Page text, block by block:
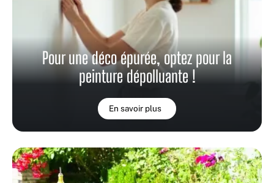
Pour une déco épurée, optez pour la
peinture dépolluante !
En savoir plus